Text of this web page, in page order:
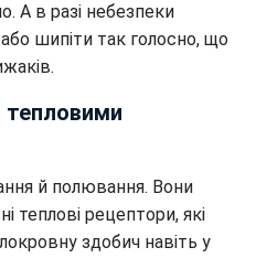
А в разі небезпеки
шипіти так голосно, що
тепловими
й полювання. Вони
теплові рецептори, які
здобич навіть у